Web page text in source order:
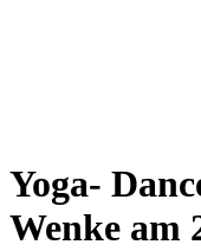
Yoga-
Wenke am